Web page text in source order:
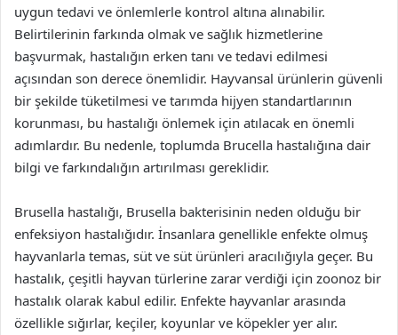
uygun tedavi ve önlemlerle kontrol altına alınabilir.
Belirtilerinin farkında olmak ve sağlık hizmetlerine
başvurmak, hastalığın erken tanı ve tedavi edilmesi
açısından son derece önemlidir. Hayvansal ürünlerin güvenli
bir şekilde tüketilmesi ve tarımda hijyen standartlarının
korunması, bu hastalığı önlemek için atılacak en önemli
adımlardır. Bu nedenle, toplumda Brucella hastalığına dair
bilgi ve farkındalığın artırılması gereklidir.
Brusella hastalığı, Brusella bakterisinin neden olduğu bir
enfeksiyon hastalığıdır. İnsanlara genellikle enfekte olmuş
hayvanlarla temas, süt ve süt ürünleri aracılığıyla geçer. Bu
hastalık, çeşitli hayvan türlerine zarar verdiği için zoonoz bir
hastalık olarak kabul edilir. Enfekte hayvanlar arasında
özellikle sığırlar, keçiler, koyunlar ve köpekler yer alır.